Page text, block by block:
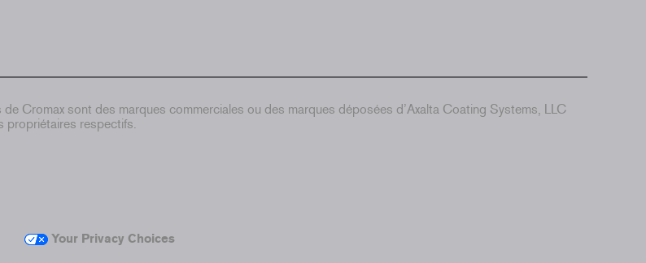
Cromax sont des marques commerciales ou des marques déposées d’Axalta Coating Systems, LLC
propriétaires respectifs.
Your Privacy Choices